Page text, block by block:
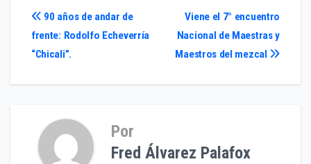
Navegación
de
entradas
Viene el 7° encuentro
Nacional de Maestras y
Maestros del mezcal
90 años de andar de
frente: Rodolfo Echeverría
“Chicali”.
Por
Fred Álvarez Palafox